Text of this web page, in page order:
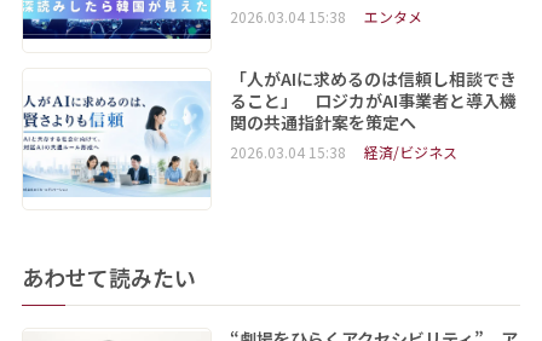
2026.03.04 15:38 エンタメ
「人がAIに求めるのは信頼し相談でき
ること」 ロジカがAI事業者と導入機
関の共通指針案を策定へ
2026.03.04 15:38 経済/ビジネス
あわせて読みたい